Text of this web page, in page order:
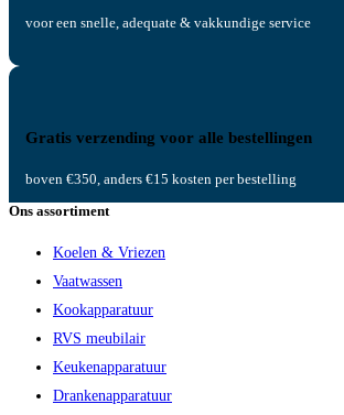
voor een snelle, adequate & vakkundige service
Gratis verzending voor alle bestellingen
boven €350, anders €15 kosten per bestelling
Ons assortiment
Koelen & Vriezen
Vaatwassen
Kookapparatuur
RVS meubilair
Keukenapparatuur
Drankenapparatuur